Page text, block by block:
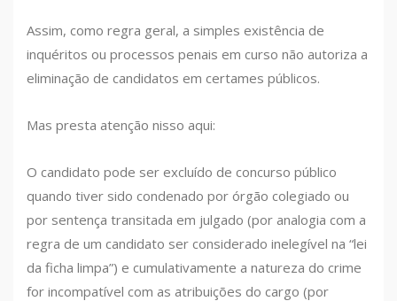
Assim, como regra geral, a simples existência de
inquéritos ou processos penais em curso não autoriza a
eliminação de candidatos em certames públicos.
Mas presta atenção nisso aqui:
O candidato pode ser excluído de concurso público
quando tiver sido condenado por órgão colegiado ou
por sentença transitada em julgado (por analogia com a
regra de um candidato ser considerado inelegível na “lei
da ficha limpa”) e cumulativamente a natureza do crime
for incompatível com as atribuições do cargo (por